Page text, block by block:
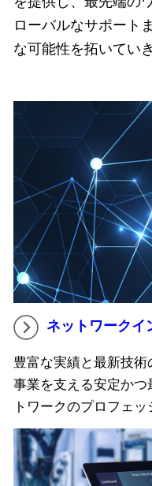
ローバルなサポート
な可能性を拓いてい
ネットワークイ
豊富な実績と最新技
事業を支える安定かつ
トワークのプロフェ